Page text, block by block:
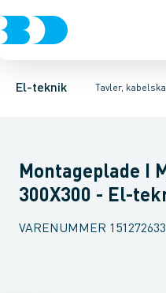
El-teknik Tavler,
Afbrydere, stikkontakter &
Tavler, kapsling og
Afgangsbox for
Montageplade I
300X300 - El-
VARENUMMER